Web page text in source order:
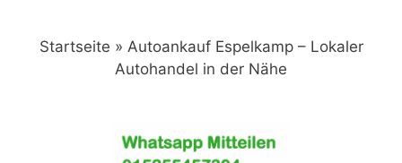
springenStartseite » Autoankauf Espelkamp – Lokaler
Autohandel in der Nähe